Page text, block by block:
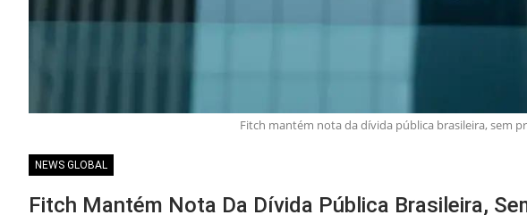
Fitch mantém nota da dívida pública brasileira, sem
NEWS GLOBAL
Fitch Mantém Nota Da Dívida Pública Brasileira,